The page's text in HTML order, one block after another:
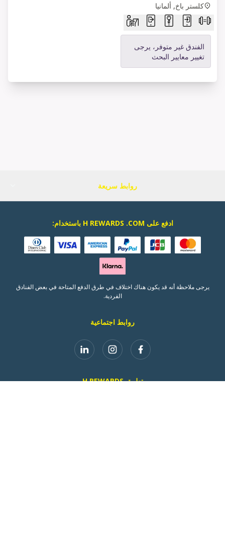
كلستر باخ, ألمانيا
الفندق غير متوفر، يرجى
تغيير معايير البحث
روابط سريعة
روابط اجتماعية
تطبيق H REWARDS
ادفع على H REWARDS .COM باستخدام:
يرجى ملاحظة أنه قد يكون هناك اختلاف في طرق الدفع المتاحة في بعض الفنادق
الفردية.